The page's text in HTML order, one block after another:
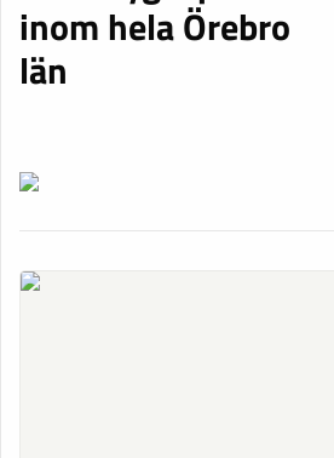
inom hela Örebro
län